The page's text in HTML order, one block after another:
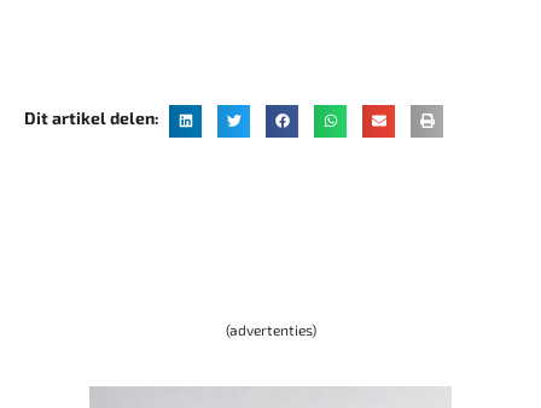
Dit artikel delen:
(advertenties)